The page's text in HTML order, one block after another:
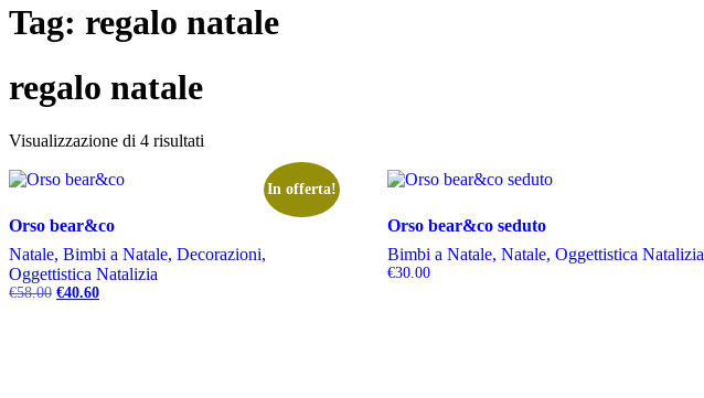
Tag: regalo natale
regalo natale
Visualizzazione di 4 risultati
In offerta!
Orso bear&co
Natale, Bimbi a Natale, Decorazioni,
Oggettistica Natalizia
€58.00 Il
€40.60Il
Orso bear&co seduto
Bimbi a Natale, Natale, Oggettistica Natalizia
€30.00